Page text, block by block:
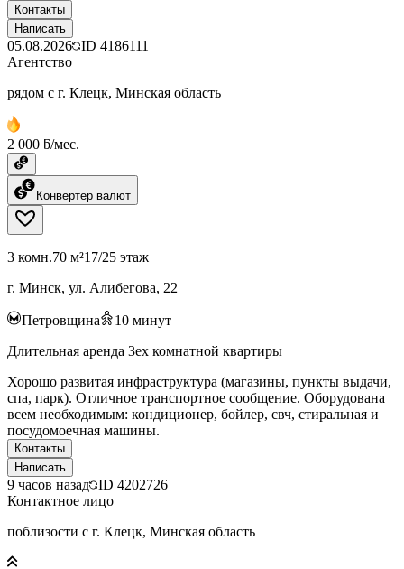
Контакты
Написать
05.08.2026 ID 4186111
Агентство
рядом с г. Клецк, Минская область
2 000 ƃ/мес.
Конвертер валют
3 комн.70 м²17/25 этаж
г. Минск, ул. Алибегова, 22
Петровщина 10 минут
Длительная аренда 3ех комнатной квартиры
Хорошо развитая инфраструктура (магазины, пункты выдачи,
спа, парк). Отличное транспортное сообщение. Оборудована
всем необходимым: кондиционер, бойлер, свч, стиральная и
посудомоечная машины.
Контакты
Написать
9 часов назад ID 4202726
Контактное лицо
поблизости с г. Клецк, Минская область